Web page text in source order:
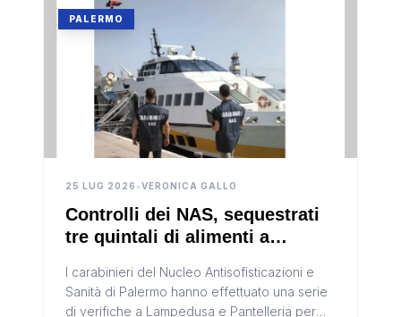
PALERMO
25 LUG 2026 •VERONICA GALLO
Controlli dei NAS, sequestrati
tre quintali di alimenti a
I carabinieri del Nucleo Antisofisticazioni e
Sanità di Palermo hanno effettuato una serie
di verifiche a Lampedusa e Pantelleria per